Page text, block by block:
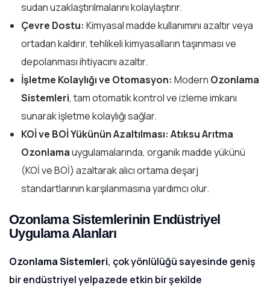
sudan uzaklaştırılmalarını kolaylaştırır.
Çevre Dostu: Kimyasal madde kullanımını azaltır veya
ortadan kaldırır, tehlikeli kimyasalların taşınması ve
depolanması ihtiyacını azaltır.
İşletme Kolaylığı ve Otomasyon: Modern Ozonlama
Sistemleri, tam otomatik kontrol ve izleme imkanı
sunarak işletme kolaylığı sağlar.
KOİ ve BOİ Yükünün Azaltılması: Atıksu Arıtma
Ozonlamauygulamalarında, organik madde yükünü
(KOİ ve BOİ) azaltarak alıcı ortama deşarj
standartlarının karşılanmasına yardımcı olur.
Ozonlama Sistemlerinin Endüstriyel
Uygulama Alanları
Ozonlama Sistemleri, çok yönlülüğü sayesinde geniş
bir endüstriyel yelpazede etkin bir şekilde